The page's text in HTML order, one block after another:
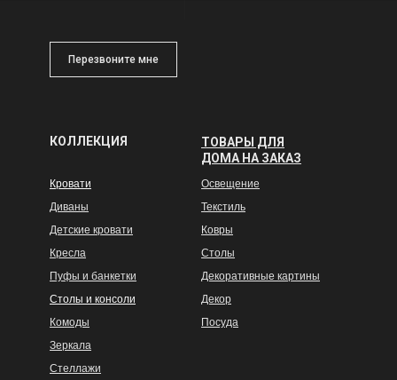
Освещение
Текстиль
Ковры
Столы
Декоративные картины
Декор
Посуда
Кровати
Диваны
Детские кровати
Кресла
Пуфы и банкетки
Столы и консоли
Комоды
Зеркала
Стеллажи
ТОВАРЫ ДЛЯ
ДОМА НА ЗАКАЗ
КОЛЛЕКЦИЯ
Перезвоните мне